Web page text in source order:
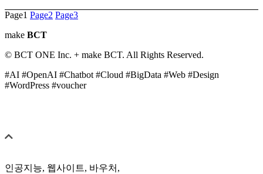
Page1 Page2 Page3
make BCT
© BCT ONE Inc. + make BCT. All Rights Reserved.
#AI #OpenAI #Chatbot #Cloud #BigData #Web #Design
#WordPress #voucher
인공지능, 웹사이트, 바우처,